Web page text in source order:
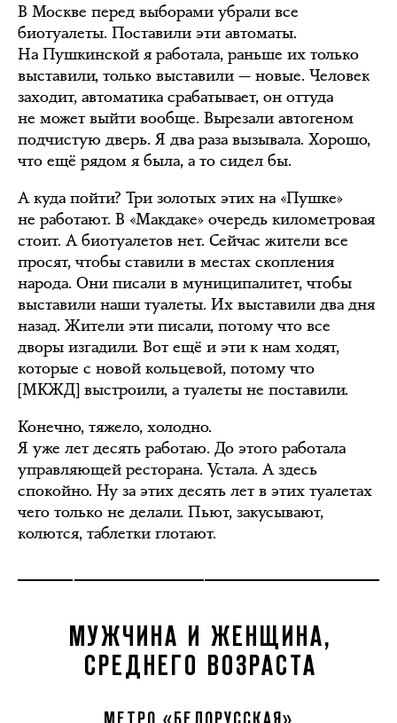
В Москве перед выборами убрали все
биотуалеты. Поставили эти автоматы.
На Пушкинской я работала, раньше их только
выставили, только выставили — новые. Человек
заходит, автоматика срабатывает, он оттуда
не может выйти вообще. Вырезали автогеном
подчистую дверь. Я два раза вызывала. Хорошо,
что ещё рядом я была, а то сидел бы.
А куда пойти? Три золотых этих на «Пушке»
не работают. В «Макдаке» очередь километровая
стоит. А биотуалетов нет. Сейчас жители все
просят, чтобы ставили в местах скопления
народа. Они писали в муниципалитет, чтобы
выставили наши туалеты. Их выставили два дня
назад. Жители эти писали, потому что все
дворы изгадили. Вот ещё и эти к нам ходят,
которые с новой кольцевой, потому что
[МКЖД] выстроили, а туалеты не поставили.
Конечно, тяжело, холодно.
Я уже лет десять работаю. До этого работала
управляющей ресторана. Устала. А здесь
спокойно. Ну за этих десять лет в этих туалетах
чего только не делали. Пьют, закусывают,
колются, таблетки глотают.
МУЖЧИНА И ЖЕНЩИНА,
СРЕДНЕГО ВОЗРАСТА